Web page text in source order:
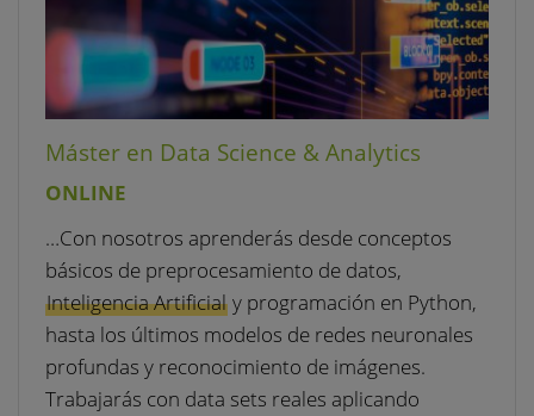
Máster en Data Science & Analytics
ONLINE
…Con nosotros aprenderás desde conceptos
básicos de preprocesamiento de datos,
Inteligencia Artificialy programación en Python,
hasta los últimos modelos de redes neuronales
profundas y reconocimiento de imágenes.
Trabajarás con data sets reales aplicando